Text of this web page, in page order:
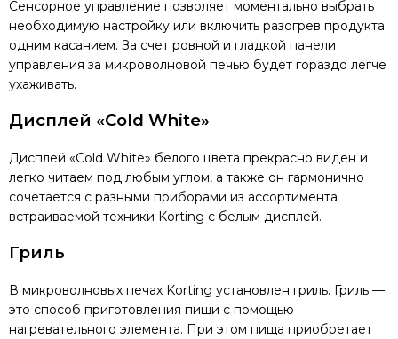
Сенсорное управление позволяет моментально выбрать
необходимую настройку или включить разогрев продукта
одним касанием. За счет ровной и гладкой панели
управления за микроволновой печью будет гораздо легче
ухаживать.
Дисплей «Cold White»
Дисплей «Cold White» белого цвета прекрасно виден и
легко читаем под любым углом, а также он гармонично
сочетается с разными приборами из ассортимента
встраиваемой техники Korting с белым дисплей.
Гриль
В микроволновых печах Korting установлен гриль. Гриль —
это способ приготовления пищи с помощью
нагревательного элемента. При этом пища приобретает